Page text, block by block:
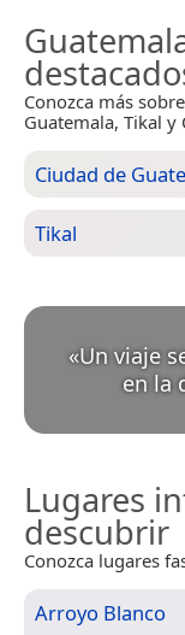
Conozca más
Guatemala, Tikal y
Ciudad de
Tikal
«Un viaje
en la
Lugares
descubrir
Conozca lugares
Arroyo Blanco